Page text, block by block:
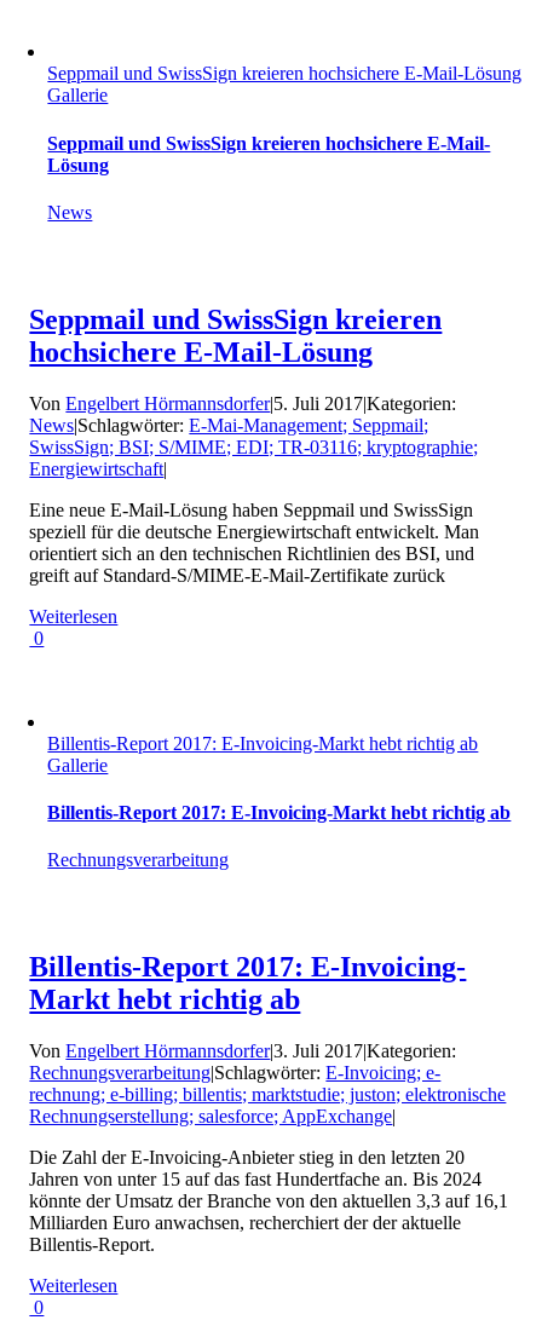
Seppmail und SwissSign kreieren hochsichere E-Mail-Lösung
Gallerie
Seppmail und SwissSign kreieren hochsichere E-Mail-
Lösung
News
Seppmail und SwissSign kreieren
hochsichere E-Mail-Lösung
VonEngelbert Hörmannsdorfer|5. Juli 2017|Kategorien:
News|Schlagwörter:E-Mai-Management; Seppmail;
SwissSign; BSI; S/MIME; EDI; TR-03116; kryptographie;
Energiewirtschaft|
Eine neue E-Mail-Lösung haben Seppmail und SwissSign
speziell für die deutsche Energiewirtschaft entwickelt. Man
orientiert sich an den technischen Richtlinien des BSI, und
greift auf Standard-S/MIME-E-Mail-Zertifikate zurück
Weiterlesen
0
Billentis-Report 2017: E-Invoicing-Markt hebt richtig ab
Gallerie
Billentis-Report 2017: E-Invoicing-Markt hebt richtig ab
Rechnungsverarbeitung
Billentis-Report 2017: E-Invoicing-
Markt hebt richtig ab
VonEngelbert Hörmannsdorfer|3. Juli 2017|Kategorien:
Rechnungsverarbeitung|Schlagwörter:E-Invoicing; e-
rechnung; e-billing; billentis; marktstudie; juston; elektronische
Rechnungserstellung; salesforce; AppExchange|
Die Zahl der E-Invoicing-Anbieter stieg in den letzten 20
Jahren von unter 15 auf das fast Hundertfache an. Bis 2024
könnte der Umsatz der Branche von den aktuellen 3,3 auf 16,1
Milliarden Euro anwachsen, recherchiert der der aktuelle
Billentis-Report.
Weiterlesen
0